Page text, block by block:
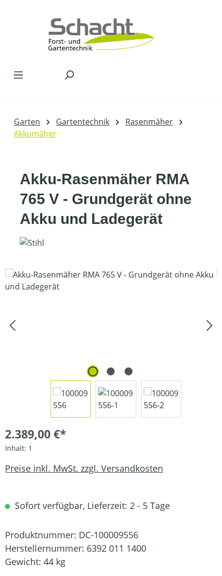
Garten Gartentechnik
Rasenmäher
Akkumäher
Akku-Rasenmäher RMA
765 V - Grundgerät ohne
Akku und Ladegerät
Bildergalerie überspringen
2.389,00 €*
Inhalt: 1
Preise inkl. MwSt. zzgl. Versandkosten
Sofort verfügbar, Lieferzeit: 2 - 5 Tage
Produktnummer: DC-100009556
Herstellernummer: 6392 011 1400
Gewicht: 44 kg